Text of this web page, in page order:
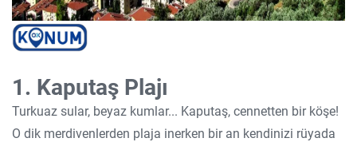
1. Kaputaş Plajı
Turkuaz sular, beyaz kumlar... Kaputaş, cennetten bir köşe!
O dik merdivenlerden plaja inerken bir an kendinizi rüyada